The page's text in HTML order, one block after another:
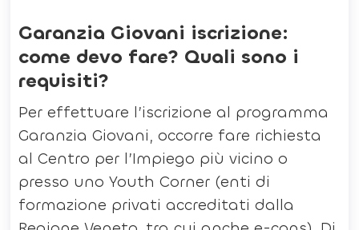
Garanzia Giovani iscrizione:
come devo fare? Quali sono i
requisiti?
Per effettuare l’iscrizione al programma
Garanzia Giovani, occorre fare richiesta
al Centro per l’Impiego più vicino o
presso uno Youth Corner (enti di
formazione privati accreditati dalla